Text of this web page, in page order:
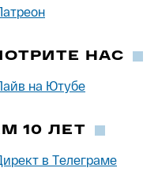
НАС
на Ютубе
10 ЛЕТ
в Телеграме